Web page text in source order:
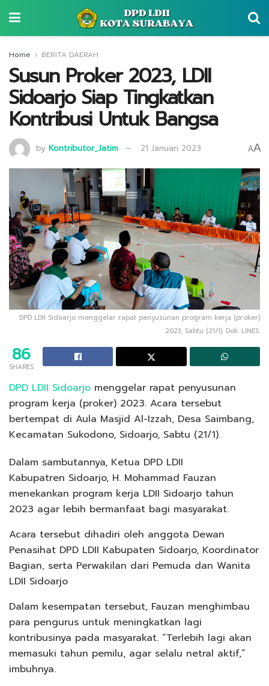
Home BERITA DAERAH
Susun Proker 2023, LDII
Sidoarjo Siap Tingkatkan
Kontribusi Untuk Bangsa
by Kontributor_Jatim 21 Januari 2023 AA
DPD LDII Sidoarjo menggelar rapat penyusunan program kerja (proker)
2023, Sabtu (21/1). Dok: LINES.
86
SHARES
DPD LDII Sidoarjo menggelar rapat penyusunan
program kerja (proker) 2023. Acara tersebut
bertempat di Aula Masjid Al-Izzah, Desa Saimbang,
Kecamatan Sukodono, Sidoarjo, Sabtu (21/1).
Dalam sambutannya, Ketua DPD LDII
Kabupatren Sidoarjo, H. Mohammad Fauzan
menekankan program kerja LDII Sidoarjo tahun
2023 agar lebih bermanfaat bagi masyarakat.
Acara tersebut dihadiri oleh anggota Dewan
Penasihat DPD LDII Kabupaten Sidoarjo, Koordinator
Bagian, serta Perwakilan dari Pemuda dan Wanita
LDII Sidoarjo
Dalam kesempatan tersebut, Fauzan menghimbau
para pengurus untuk meningkatkan lagi
kontribusinya pada masyarakat. “Terlebih lagi akan
memasuki tahun pemilu, agar selalu netral aktif,”
imbuhnya.